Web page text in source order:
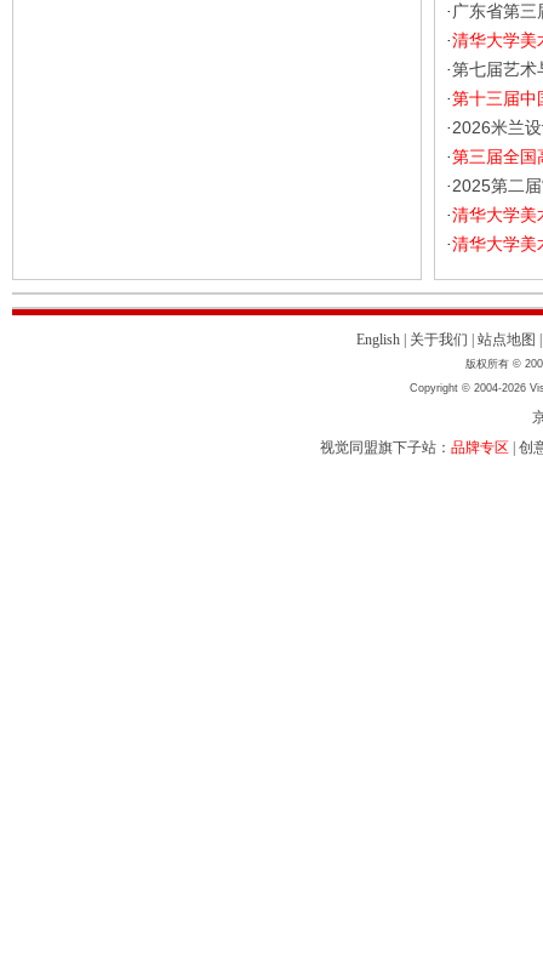
· 广东省第
·清华大学
·第七届艺
·第十三届
· 2026米兰
·第三届全
· 2025第二
·清华大学
·清华大学
English 关于我们 站点地图
版权所有 ©
Copyright © 2004-2026
视觉同盟旗下子站： 品牌专区 创